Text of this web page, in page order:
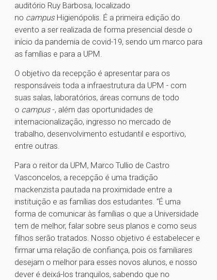
auditório Ruy Barbosa, localizado
no campus Higienópolis. É a primeira edição do
evento a ser realizada de forma presencial desde o
início da pandemia de covid-19, sendo um marco para
as famílias e para a UPM.
O objetivo da recepção é apresentar para os
responsáveis toda a infraestrutura da UPM - com
suas salas, laboratórios, áreas comuns de todo
o campus -, além das oportunidades de
internacionalização, ingresso no mercado de
trabalho, desenvolvimento estudantil e esportivo,
entre outras.
Para o reitor da UPM, Marco Tullio de Castro
Vasconcelos, a recepção é uma tradição
mackenzista pautada na proximidade entre a
instituição e as famílias dos estudantes. “É uma
forma de comunicar às famílias o que a Universidade
tem de melhor, falar sobre seus planos e como seus
filhos serão tratados. Nosso objetivo é estabelecer e
firmar uma relação de confiança, pois os familiares
desejam o melhor para esses novos alunos, e nosso
dever é deixá-los tranquilos, sabendo que no